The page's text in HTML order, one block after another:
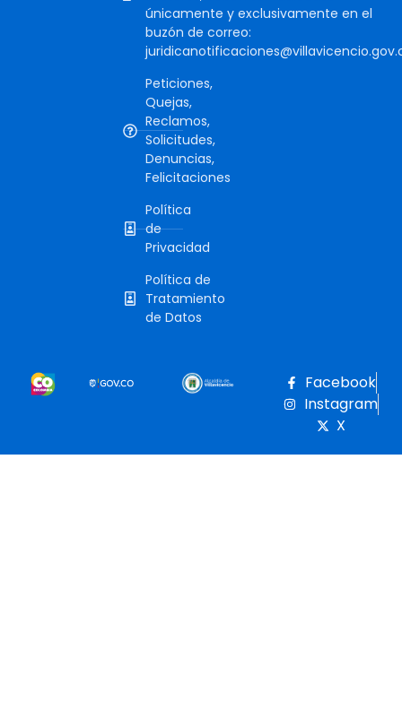
únicamente y exclusivamente en el
buzón de correo:
Peticiones,
Quejas,
Reclamos,
Solicitudes,
Denuncias,
Felicitaciones
Política
de
Privacidad
Política de
Tratamiento
de Datos
Facebook
Instagram
X